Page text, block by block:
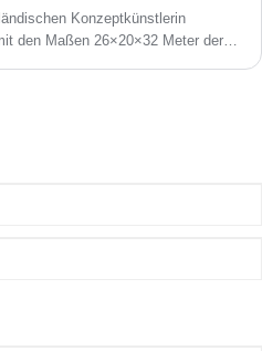
Konzeptkünstlerin
den Maßen 26×20×32 Meter der